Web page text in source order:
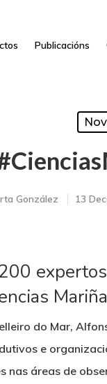
Publicacións
González 13
do Mar,
e
nas áreas de